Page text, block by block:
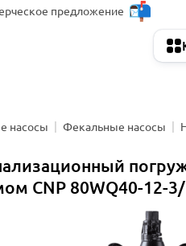
предложение
насосы Фекальные насосы
CNP 80WQ40-12-3/